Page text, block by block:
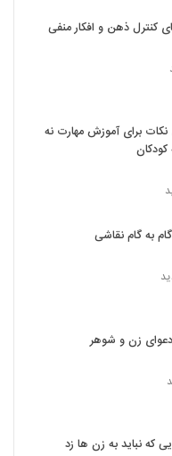
کنترل ذهن و افکار منفی
نکات برای آموزش مهارت نه
به گام نقاشی
زن و شوهر
که نباید به زن ها زد